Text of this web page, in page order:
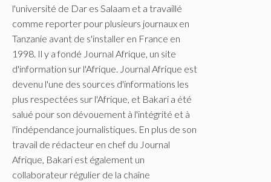
l'université de Dar es Salaam et a travaillé
comme reporter pour plusieurs journaux en
Tanzanie avant de s'installer en France en
1998. Il y a fondé Journal Afrique, un site
d'information sur l'Afrique. Journal Afrique est
devenu l'une des sources d'informations les
plus respectées sur l'Afrique, et Bakari a été
salué pour son dévouement à l'intégrité et à
l'indépendance journalistiques. En plus de son
travail de rédacteur en chef du Journal
Afrique, Bakari est également un
collaborateur régulier de la chaîne